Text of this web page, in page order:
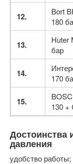
12.
Bort
180
13.
Huter
бар
14.
170
15.
130 +
Достоинства
давления
удобство работы;